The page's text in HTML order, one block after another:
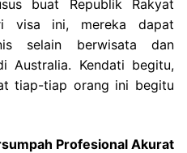
buat Republik Rakyat
visa ini, mereka dapat
selain berwisata dan
Australia. Kendati begitu,
tiap-tiap orang ini begitu
Profesional Akurat